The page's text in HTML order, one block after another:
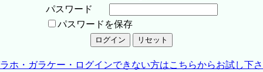
パスワード
パスワードを保存
ホ・ガラケー・ログインできない方はこちらからお試し下